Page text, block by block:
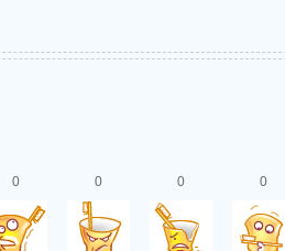
0 0 0 0